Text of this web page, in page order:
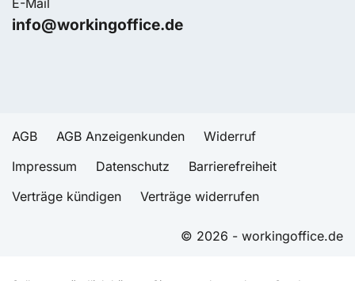
E-Mail
info@workingoffice.de
AGB AGB Anzeigenkunden
Widerruf
Impressum
Datenschutz
Barrierefreiheit
Verträge kündigen
Verträge widerrufen
© 2026 - workingoffice.de